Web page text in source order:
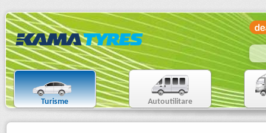
Turisme Autoutilitare